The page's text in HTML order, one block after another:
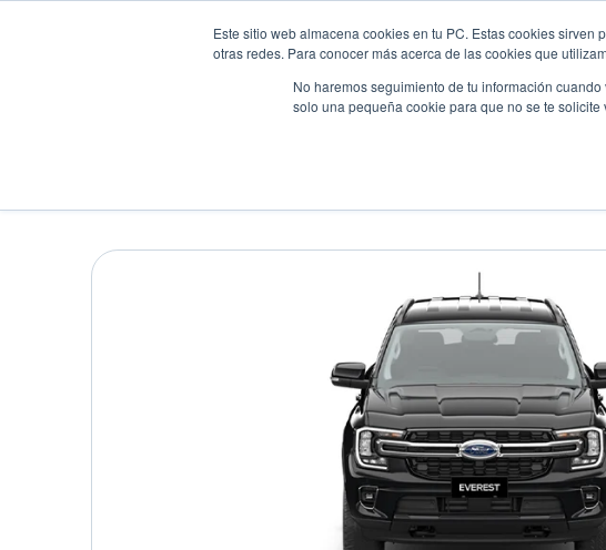
Este sitio web almacena cookies en tu PC. Estas cookies
otras redes. Para conocer más acerca de las cookies que
No haremos seguimiento de tu información
solo una pequeña cookie para que no se te